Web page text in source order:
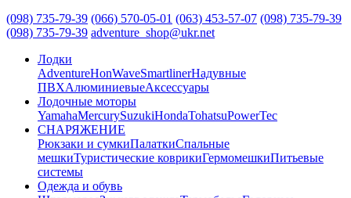
(098) 735-79-39 (066) 570-05-01 (063) 453-57-07 (098) 735-79-39
(098) 735-79-39 adventure_shop@ukr.net
Лодки
AdventureHonWaveSmartlinerНадувные
ПВХАлюминиевыеАксессуары
Лодочные моторы
YamahaMercurySuzukiHondaTohatsuPowerTec
СНАРЯЖЕНИЕ
Рюкзаки и сумкиПалаткиСпальные
мешкиТуристические коврикиГермомешкиПитьевые
системы
Одежда и обувь